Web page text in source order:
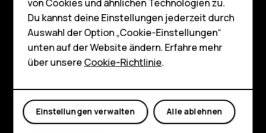
Für Unternehmen
Tablets
Shop
Mein Konto
Shop
Über
Planet and people
FacebookInstagram
TiktokYoutubeLinkedinDiscord
von Cookies und ähnlichen Technologien zu.
Du kannst deine Einstellungen jederzeit durch
Auswahl der Option „Cookie-Einstellungen“
unten auf der Website ändern. Erfahre mehr
über unsereCookie-Richtlinie.
Alle ablehnen
Einstellungen verwalten